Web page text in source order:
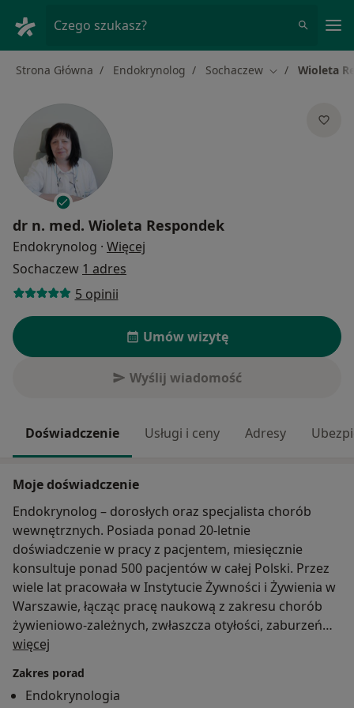
Czego szukasz?
Strona Główna Endokrynolog Sochaczew Zmień miasto
Wioleta
dr n. med. Wioleta Respondek
Endokrynolog · Więcej
Sochaczew 1 adres
5 opinii
Umów wizytę
Wyślij wiadomość
Doświadczenie Usługi i ceny Adresy
Moje doświadczenie
Endokrynolog – dorosłych oraz specjalista chorób
wewnętrznych. Posiada ponad 20-letnie
doświadczenie w pracy z pacjentem, miesięcznie
konsultuje ponad 500 pacjentów w całej Polski. Przez
wiele lat pracowała w Instytucie Żywności i Żywienia w
Warszawie, łącząc pracę naukową z zakresu chorób
żywieniowo-zależnych, zwłaszcza otyłości, zaburzeń
lipidowych, celiakii, czynnościowych chorób przewodu
doktorat z zakresu wpływu fenotypów apolipoproteiny
E na efekty leczenia hiperlipidemii. Jest autorem i
więcej
Zakres porad
Endokrynologia